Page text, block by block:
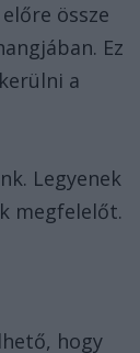
össze
Ez
a
Legyenek
megfelelőt.
hogy